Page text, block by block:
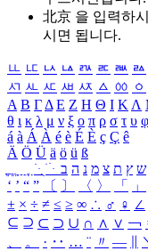
北京 을 입력하
시면 됩니다.
ㅥ ㅦ ㅧ ㅨ ㅩ ㅪ ㅫ ㅬ
ㅺ ㅻ ㅼ ㅽ ㅾ ㅿ ㆀ ㆁ
Α Β ΓΔ Ε Ζ Η Θ Ι ΚΛ
θ ι κ λ μ ν ξ ο π ρ σ τ υ φ
á à Á À é è É È ç Ç ê
Ä Ö Ü ä ö ü ß
ִֶֹ ֻּ ׁׂ ש ץ ת צ מ נ ה ב
‘ ’ “ ” 〔 〕 〈 〉 「 」
± × ÷ ≠ ≤ ≥ ∞ ∴ ♂ ♀ ∠
⊆ ⊇ ⊂ ⊃ ∪ ∩ ∧ ∨ ￢
、
。 · ‥ … ¨ 〃 ―